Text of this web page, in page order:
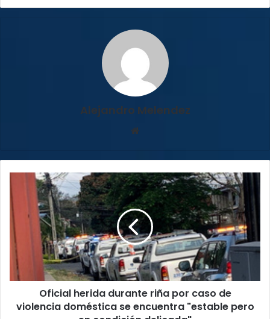
Alejandro Melendez
durante
por
caso
de
violencia
doméstica
encuentra
Oficial herida durante riña por caso de
violencia doméstica se encuentra "estable pero